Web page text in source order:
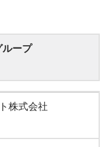
ループ
ープ
株式会社